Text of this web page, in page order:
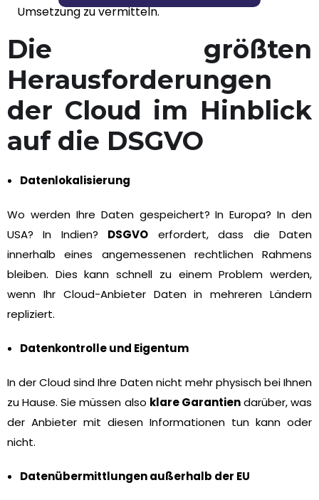
Umsetzung zu vermitteln.
Die größten
Herausforderungen
der Cloud im Hinblick
auf die DSGVO
Datenlokalisierung
Wo werden Ihre Daten gespeichert? In Europa? In den
USA? In Indien? DSGVO erfordert, dass die Daten
innerhalb eines angemessenen rechtlichen Rahmens
bleiben. Dies kann schnell zu einem Problem werden,
wenn Ihr Cloud-Anbieter Daten in mehreren Ländern
repliziert.
Datenkontrolle und Eigentum
In der Cloud sind Ihre Daten nicht mehr physisch bei Ihnen
zu Hause. Sie müssen also klare Garantiendarüber, was
der Anbieter mit diesen Informationen tun kann oder
nicht.
Datenübermittlungen außerhalb der EU